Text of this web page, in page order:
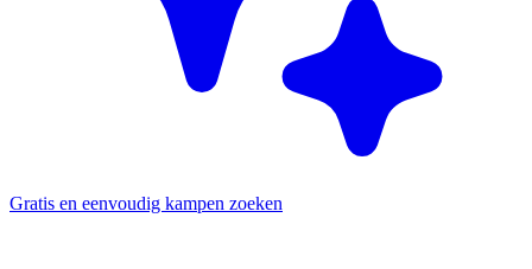
Gratis en eenvoudig kampen zoeken